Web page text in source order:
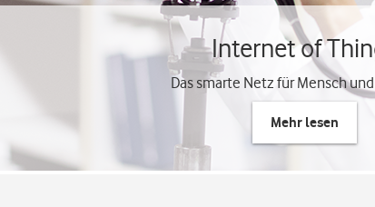
Internet of
Das smarte Netz für Mensch
Mehr lesen